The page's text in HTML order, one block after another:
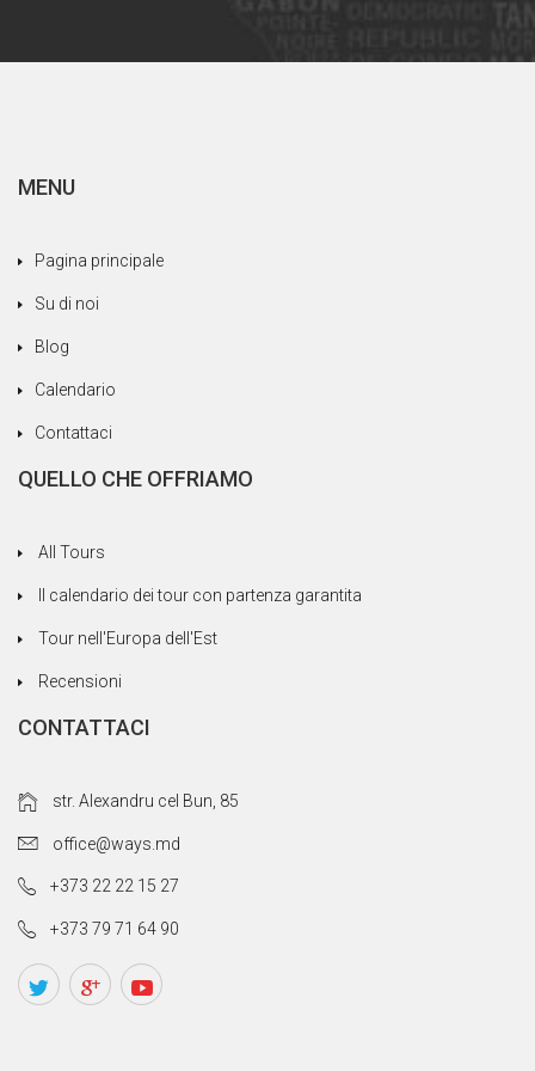
professionalità e l'eccellente italiano, ma
senza mai esitare. Siamo felici di essere stati
MENU
Pagina principale
Su di noi
Blog
Calendario
Contattaci
QUELLO CHE OFFRIAMO
All Tours
Il calendario dei tour con partenza garantita
Tour nell'Europa dell'Est
Recensioni
CONTATTACI
str. Alexandru cel Bun, 85
office@ways.md
+373 22 22 15 27
+373 79 71 64 90